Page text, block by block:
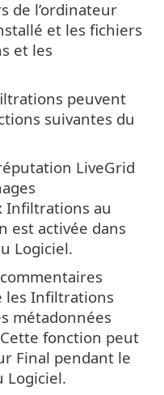
de l’ordinateur
et les fichiers
et les
peuvent
suivantes du
LiveGrid
Infiltrations au
est activée dans
Logiciel.
les Infiltrations
métadonnées
fonction peut
Final pendant le
Logiciel.